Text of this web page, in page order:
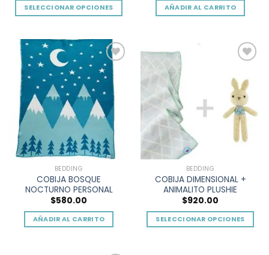
SELECCIONAR OPCIONES
tiene
múltiples
variantes.
Las
opciones
se
pueden
elegir
en
página
de
producto
AÑADIR AL CARRITO
Add to
wishlist
BEDDING
COBIJA BOSQUE
NOCTURNO PERSONAL
$580.00
AÑADIR AL CARRITO
wishlist
BEDDING
COBIJA DIMENSIONAL +
ANIMALITO PLUSHIE
$920.00
SELECCIONAR OPCIONES